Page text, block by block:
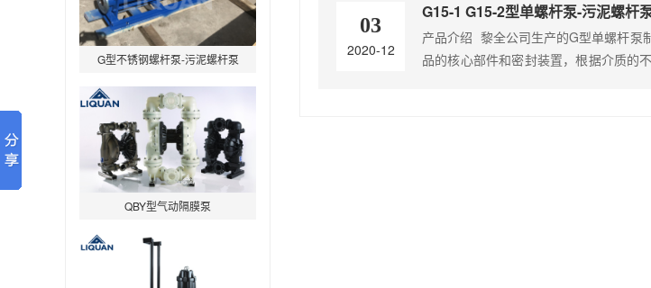
G型不锈钢螺杆泵-污泥螺杆泵
QBY型气动隔膜泵
03
2020-12
G15-1 G15-2型单螺杆泵-污泥螺杆
产品介绍 黎全公司生产的G型单螺杆泵
品的核心部件和密封装置，根据介质的